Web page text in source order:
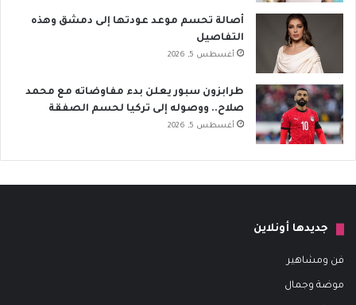
أصالة تحسم موعد عودتها إلى دمشق وهذه
التفاصيل
أغسطس 5, 2026
طرابزون سبور يعلن بدء مفاوضاته مع محمد
صلاح.. ووصوله إلى تركيا لحسم الصفقة
أغسطس 5, 2026
جديدها أونلاين
فن ومشاهير
موضة وجمال